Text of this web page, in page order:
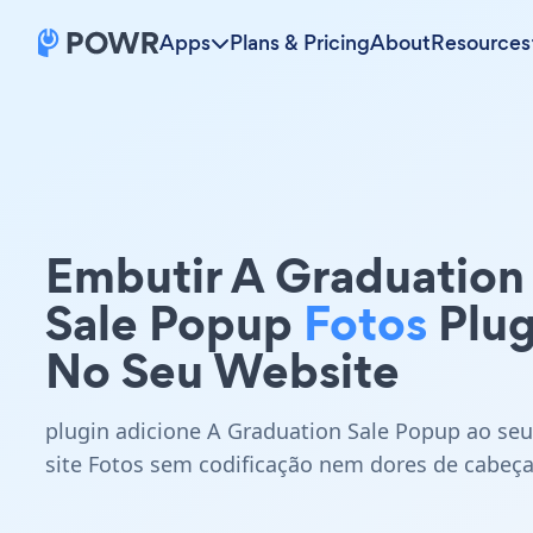
Apps Plans & PricingAboutResources
Embutir A Graduation
Sale Popup Fotos
No Seu Website
plugin adicione A Graduation Sale Popup ao seu
site Fotos sem codificação nem dores de